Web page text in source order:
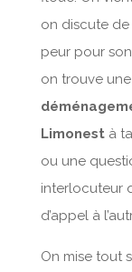
on discute
peur pour
on trouve
Limonestà
ou une
interlocuteur
d’appel à
On mise tout